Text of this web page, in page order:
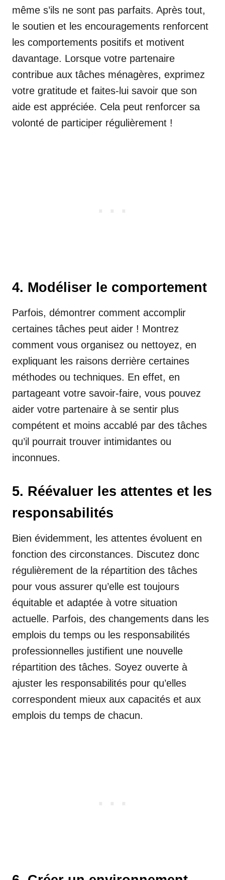
même s’ils ne sont pas parfaits. Après tout,
le soutien et les encouragements renforcent
les comportements positifs et motivent
davantage. Lorsque votre partenaire
contribue aux tâches ménagères, exprimez
votre gratitude et faites-lui savoir que son
aide est appréciée. Cela peut renforcer sa
volonté de participer régulièrement !
4. Modéliser le comportement
Parfois, démontrer comment accomplir
certaines tâches peut aider ! Montrez
comment vous organisez ou nettoyez, en
expliquant les raisons derrière certaines
méthodes ou techniques. En effet, en
partageant votre savoir-faire, vous pouvez
aider votre partenaire à se sentir plus
compétent et moins accablé par des tâches
qu’il pourrait trouver intimidantes ou
inconnues.
5. Réévaluer les attentes et les
responsabilités
Bien évidemment, les attentes évoluent en
fonction des circonstances. Discutez donc
régulièrement de la répartition des tâches
pour vous assurer qu’elle est toujours
équitable et adaptée à votre situation
actuelle. Parfois, des changements dans les
emplois du temps ou les responsabilités
professionnelles justifient une nouvelle
répartition des tâches. Soyez ouverte à
ajuster les responsabilités pour qu’elles
correspondent mieux aux capacités et aux
emplois du temps de chacun.